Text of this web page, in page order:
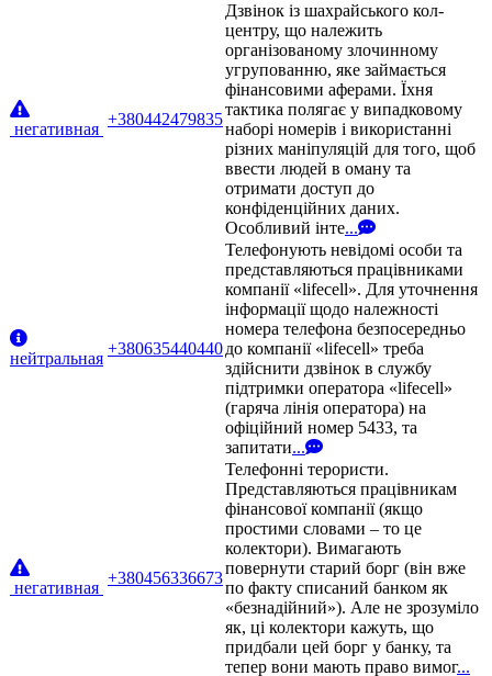
негативная
+380442479835
Дзвінок із шахрайського кол-
центру, що належить
організованому злочинному
угрупованню, яке займається
фінансовими аферами. Їхня
тактика полягає у випадковому
наборі номерів і використанні
різних маніпуляцій для того, щоб
ввести людей в оману та
отримати доступ до
конфіденційних даних.
Особливий інте...
нейтральная
+380635440440
Телефонують невідомі особи та
представляються працівниками
компанії «lifecell». Для уточнення
інформації щодо належності
номера телефона безпосередньо
до компанії «lifecell» треба
здійснити дзвінок в службу
підтримки оператора «lifecell»
(гаряча лінія оператора) на
офіційний номер 5433, та
запитати...
негативная
+380456336673
Телефонні терористи.
Представляються працівникам
фінансової компанії (якщо
простими словами – то це
колектори). Вимагають
повернути старий борг (він вже
по факту списаний банком як
«безнадійний»). Але не зрозуміло
як, ці колектори кажуть, що
придбали цей борг у банку, та
тепер вони мають право вимог...